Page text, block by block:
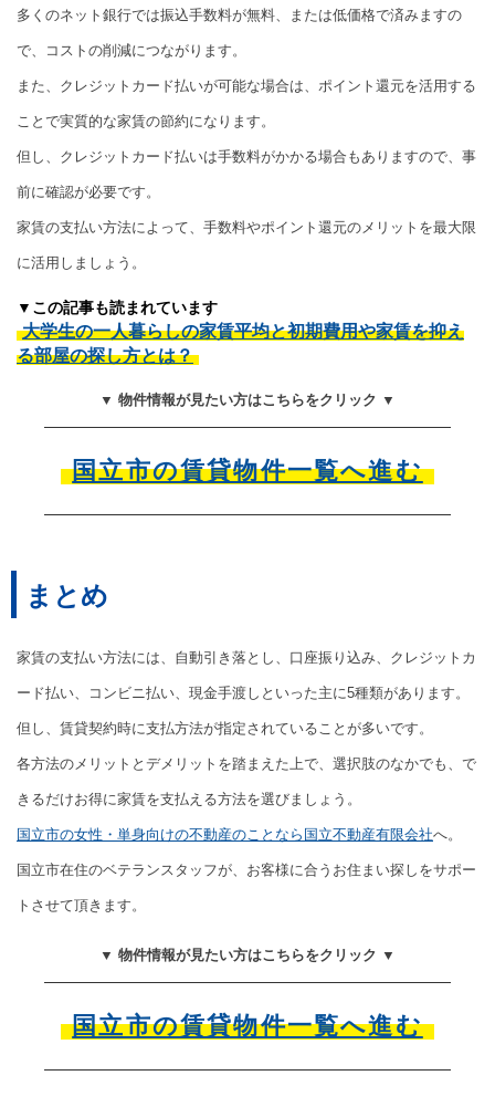
多くのネット銀行では振込手数料が無料、または低価格で済みますの
で、コストの削減につながります。
また、クレジットカード払いが可能な場合は、ポイント還元を活用する
ことで実質的な家賃の節約になります。
但し、クレジットカード払いは手数料がかかる場合もありますので、事
前に確認が必要です。
家賃の支払い方法によって、手数料やポイント還元のメリットを最大限
に活用しましょう。
▼この記事も読まれています
大学生の一人暮らしの家賃平均と初期費用や家賃を抑え
る部屋の探し方とは？
▼ 物件情報が見たい方はこちらをクリック ▼
国立市の賃貸物件一覧へ進む
まとめ
家賃の支払い方法には、自動引き落とし、口座振り込み、クレジットカ
ード払い、コンビニ払い、現金手渡しといった主に5種類があります。
但し、賃貸契約時に支払方法が指定されていることが多いです。
各方法のメリットとデメリットを踏まえた上で、選択肢のなかでも、で
きるだけお得に家賃を支払える方法を選びましょう。
国立市の女性・単身向けの不動産のことなら国立不動産有限会社へ。
国立市在住のベテランスタッフが、お客様に合うお住まい探しをサポー
トさせて頂きます。
▼ 物件情報が見たい方はこちらをクリック ▼
国立市の賃貸物件一覧へ進む